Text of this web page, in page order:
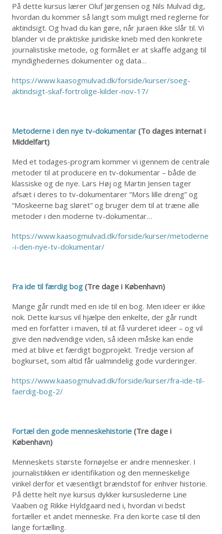
På dette kursus lærer Oluf Jørgensen og Nils Mulvad dig,
hvordan du kommer så langt som muligt med reglerne for
aktindsigt. Og hvad du kan gøre, når juraen ikke slår til. Vi
blander vi de praktiske juridiske kneb med den konkrete
journalistiske metode, og formålet er at skaffe adgang til
myndighedernes dokumenter og data…
https://www.kaasogmulvad.dk/forside/kurser/soeg-
aktindsigt-skaf-fortrolige-kilder-nov-17/
Metoderne i den nye tv-dokumentar (To dages internat i
Middelfart)
Med et todages-program kommer vi igennem de centrale
metoder til at producere en tv-dokumentar – både de
klassiske og de nye. Lars Høj og Martin Jensen tager
afsæt i deres to tv-dokumentarer ”Mors lille dreng” og
“Moskeerne bag sløret” og bruger dem til at træne alle
metoder i den moderne tv-dokumentar…
https://www.kaasogmulvad.dk/forside/kurser/metoderne
-i-den-nye-tv-dokumentar/
Fra ide til færdig bog (Tre dage i København)
Mange går rundt med en ide til en bog. Men ideer er ikke
nok. Dette kursus vil hjælpe den enkelte, der går rundt
med en forfatter i maven, til at få vurderet ideer – og vil
give den nødvendige viden, så ideen måske kan ende
med at blive et færdigt bogprojekt. Tredje version af
bogkurset, som altid får ualmindelig gode vurderinger.
https://www.kaasogmulvad.dk/forside/kurser/fra-ide-til-
faerdig-bog-2/
Fortæl den gode menneskehistorie (Tre dage i
København)
Menneskets største fornøjelse er andre mennesker. I
journalistikken er identifikation og den menneskelige
vinkel derfor et væsentligt brændstof for enhver historie.
På dette helt nye kursus dykker kursuslederne Line
Vaaben og Rikke Hyldgaard ned i, hvordan vi bedst
fortæller et andet menneske. Fra den korte case til den
lange fortælling.